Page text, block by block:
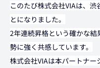
このたび株式会社VIAは、
とになりました。
2年連続昇格という確かな
勢に強く共感しています。
株式会社VIAは本パートナ